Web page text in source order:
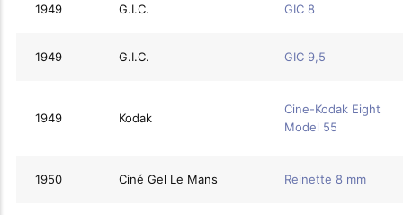
1949 G.I.C. GIC 8
1949 G.I.C. GIC 9,5
1949 Kodak
Cine-Kodak Eight
Model 55
1950 Ciné Gel Le Mans Reinette 8 mm